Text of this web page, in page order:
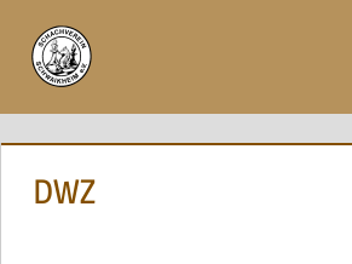
Inhalt
springen
DWZ